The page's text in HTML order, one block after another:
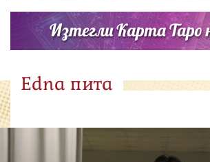
Изтегли Карта Таро
Edna пита